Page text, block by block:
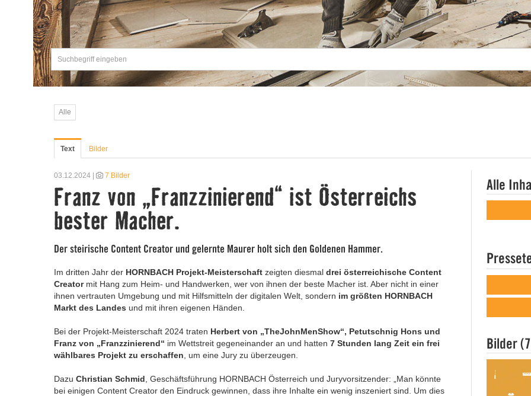
Alle
Text Bilder
03.12.2024 | 7 Bilder
Franz von „Franzzinierend“ ist Österreichs
bester Macher.
Der steirische Content Creator und gelernte Maurer holt sich den Goldenen Hammer.
Im dritten Jahr der HORNBACH Projekt-Meisterschaft zeigten diesmal drei österreichische Content
Creatormit Hang zum Heim- und Handwerken, wer von ihnen der beste Macher ist. Aber nicht in einer
ihnen vertrauten Umgebung und mit Hilfsmitteln der digitalen Welt, sondern im größten HORNBACH
Markt des Landes und mit ihren eigenen Händen.
Bei der Projekt-Meisterschaft 2024 traten Herbert von „TheJohnMenShow“, Petutschnig Hons und
Franz von „Franzzinierend“ im Wettstreit gegeneinander an und hatten 7 Stunden lang Zeit ein frei
wählbares Projekt zu erschaffen , um eine Jury zu überzeugen.
Dazu Christian Schmid , Geschäftsführung HORNBACH Österreich und Juryvorsitzender: „ Man könnte
bei einigen Content Creator den Eindruck gewinnen, dass ihre Inhalte ein wenig inszeniert sind. Um dies
Alle
Bilder